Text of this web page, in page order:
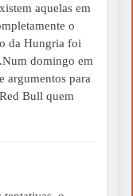
aquelas em
o
da Hungria foi
domingo em
argumentos para
Bull quem